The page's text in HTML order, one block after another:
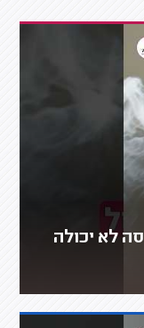
שמעסה לא יכולה